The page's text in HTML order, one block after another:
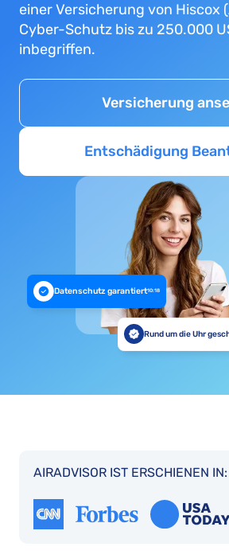
einer Versicherung von Hiscox
Cyber-Schutz bis zu 250.000
inbegriffen.
Versicherung
Entschädigung
Datenschutz garantiert10:18
Rund um die Uhr
AIRADVISOR IST ERSCHIENEN IN: